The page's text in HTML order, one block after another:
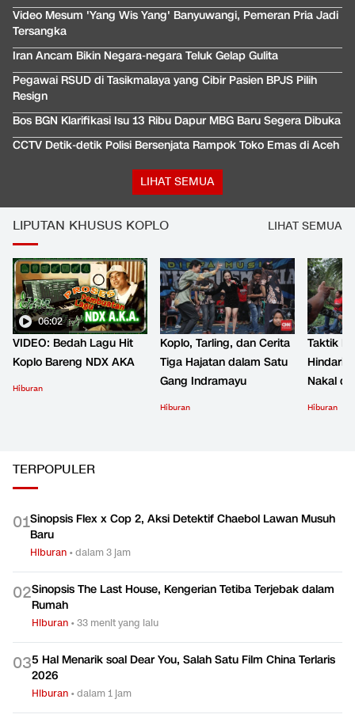
Video Mesum 'Yang Wis Yang' Banyuwangi, Pemeran Pria Jadi
Tersangka
Iran Ancam Bikin Negara-negara Teluk Gelap Gulita
Pegawai RSUD di Tasikmalaya yang Cibir Pasien BPJS Pilih
Resign
Bos BGN Klarifikasi Isu 13 Ribu Dapur MBG Baru Segera Dibuka
CCTV Detik-detik Polisi Bersenjata Rampok Toko Emas di Aceh
LIHAT SEMUA
LIPUTAN KHUSUS KOPLO LIHAT SEMUA
06:02
VIDEO: Bedah Lagu Hit
Koplo Bareng NDX AKA
Hiburan
Koplo, Tarling, dan Cerita
Tiga Hajatan dalam Satu
Gang Indramayu
Hiburan
Taktik
Hindari
Nakal
Hiburan
TERPOPULER
01Sinopsis Flex x Cop 2, Aksi Detektif Chaebol Lawan Musuh
Baru
Hiburan •dalam 3 jam
02Sinopsis The Last House, Kengerian Tetiba Terjebak dalam
Rumah
Hiburan •33 menit yang lalu
035 Hal Menarik soal Dear You, Salah Satu Film China Terlaris
2026
Hiburan •dalam 1 jam